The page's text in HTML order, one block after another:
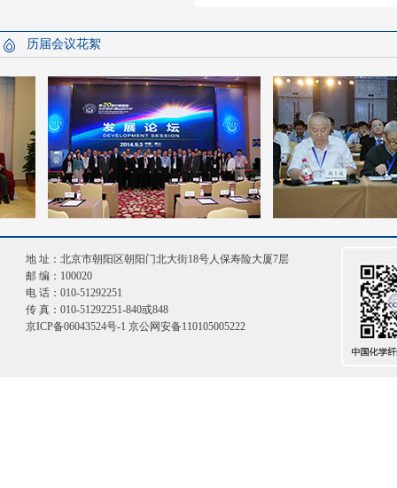
历届会议花絮
地 址：北京市朝阳区朝阳门北大街18号人保寿险大厦7层
邮 编：100020
电 话：010-51292251
传 真：010-51292251-840或848
京ICP备06043524号-1 京公网安备110105005222